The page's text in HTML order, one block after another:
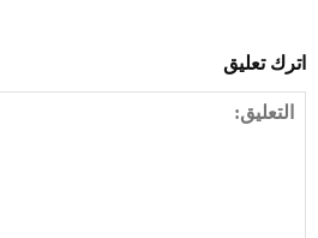
اترك تعليق